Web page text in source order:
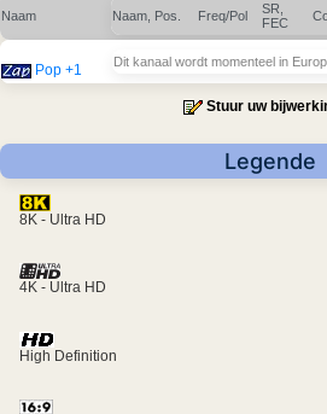
Naam Naam, Pos. Freq/Pol
SR,
FEC
Pop +1 Dit kanaal wordt momenteel in
Stuur uw
Legende
8K - Ultra HD
4K - Ultra HD
High Definition